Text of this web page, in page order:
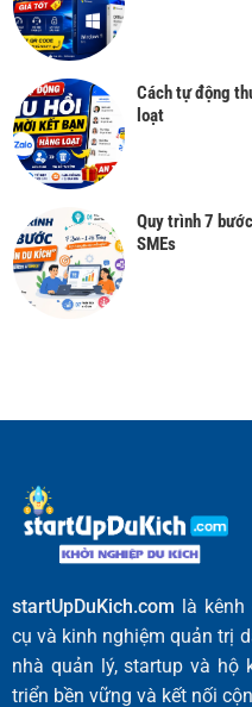
Cách tự động
loạt
Quy trình 7
SMEs
startUpDuKich.com là kênh
cụ và kinh nghiệm quản trị
nhà quản lý, startup và hộ
triển bền vững và kết nối